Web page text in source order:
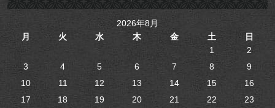
2026年8月
月
火 水 木 金 土
日
1
2
3
4 5 6 7 8
9
10
11 12 13 14 15
16
17
18 19 20 21 22
23